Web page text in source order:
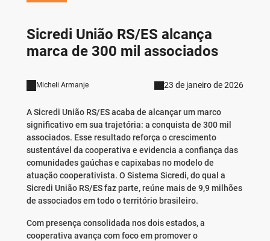
Sicredi União RS/ES alcança
marca de 300 mil associados
Micheli Armanje 23 de janeiro de 2026
A Sicredi União RS/ES acaba de alcançar um marco
significativo em sua trajetória: a conquista de 300 mil
associados. Esse resultado reforça o crescimento
sustentável da cooperativa e evidencia a confiança das
comunidades gaúchas e capixabas no modelo de
atuação cooperativista. O Sistema Sicredi, do qual a
Sicredi União RS/ES faz parte, reúne mais de 9,9 milhões
de associados em todo o território brasileiro.
Com presença consolidada nos dois estados, a
cooperativa avança com foco em promover o